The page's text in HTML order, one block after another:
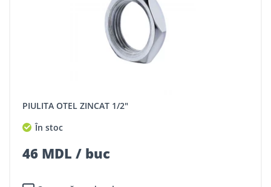
PIULITA OTEL ZINCAT 1/2"
În stoc
46 MDL / buc